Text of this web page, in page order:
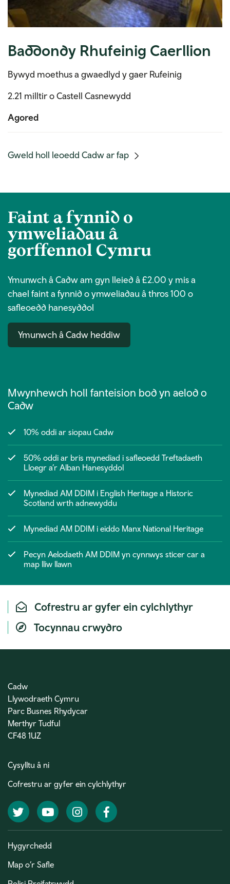
Baddondy Rhufeinig Caerllion
Bywyd moethus a gwaedlyd y gaer Rufeinig
2.21 milltir o Castell Casnewydd
Agored
Gweld holl leoedd Cadw ar fap
Faint a fynnid o
ymweliadau â
gorffennol Cymru
Ymunwch â Cadw am gyn lleied â £2.00 y mis a
chael faint a fynnid o ymweliadau â thros 100 o
safleoedd hanesyddol
Ymunwch â Cadw heddiw
Mwynhewch holl fanteision bod yn aelod o
Cadw
10% oddi ar siopau Cadw
50% oddi ar bris mynediad i safleoedd Treftadaeth
Lloegr a’r Alban Hanesyddol
Mynediad AM DDIM i English Heritage a Historic
Scotland wrth adnewyddu
Mynediad AM DDIM i eiddo Manx National Heritage
Pecyn Aelodaeth AM DDIM yn cynnwys sticer car a
map lliw llawn
Cofrestru ar gyfer ein cylchlythyr
Tocynnau crwydro
Cadw
Llywodraeth Cymru
Parc Busnes Rhydycar
Merthyr Tudful
CF48 1UZ
Cysylltu â ni
Cofrestru ar gyfer ein cylchlythyr
TwitterYouTubeInstagramFacebook
Hygyrchedd
Map o’r Safle